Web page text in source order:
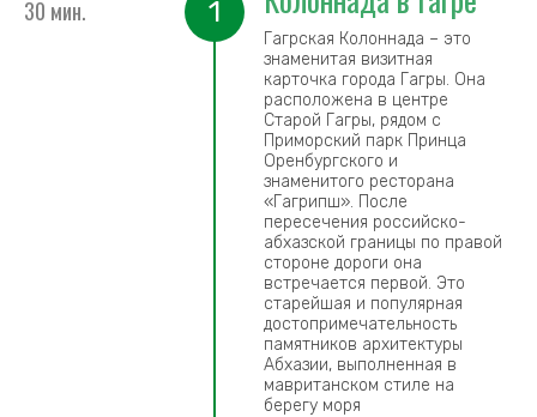
30 мин. 1
Гагрская Колоннада – это
знаменитая визитная
карточка города Гагры. Она
расположена в центре
Старой Гагры, рядом с
Приморский парк Принца
Оренбургского и
знаменитого ресторана
«Гагрипш». После
пересечения российско-
абхазской границы по правой
стороне дороги она
встречается первой. Это
старейшая и популярная
достопримечательность
памятников архитектуры
Абхазии, выполненная в
мавританском стиле на
берегу моря